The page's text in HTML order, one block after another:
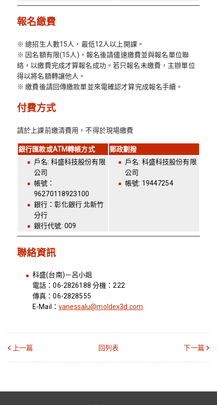
報名繳費
※ 總招生人數15人，最低12人以上開課。
※ 因名額有限(15人)，報名後請儘速繳費並與報名單位聯
絡，以繳費完成才算報名成功。若只報名未繳費，主辦單位
得以將名額轉讓他人。
※ 繳費後請回傳繳款單並來電確認才算完成報名手續。
付費方式
請於上課前繳清費用，不得於現場繳費
銀行匯款或ATM轉帳方式
郵政劃撥
戶名: 科盛科技股份有限
公司
帳號：
96270118923100
銀行：彰化銀行 北新竹
分行
銀行代號: 009
戶名: 科盛科技股份有限
公司
帳號: 19447254
聯絡資訊
科盛(台南)－呂小姐
電話：06-2826188 分機：222
傳真：06-2828555
E-Mail： vanessalu@moldex3d.com
上一篇 回列表 下一篇